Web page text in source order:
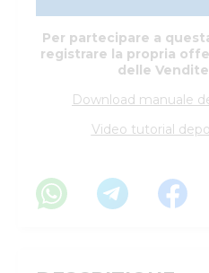
Per partecipare a
registrare la propria
delle
Download manuale
Video tutorial